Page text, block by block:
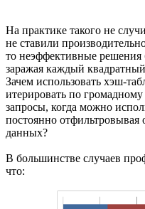
На практике такого не
не ставили
то неэффективные решения
заражая каждый
Зачем использовать хэш-
итерировать по
запросы, когда можно
постоянно
данных?
В большинстве случаев
что: